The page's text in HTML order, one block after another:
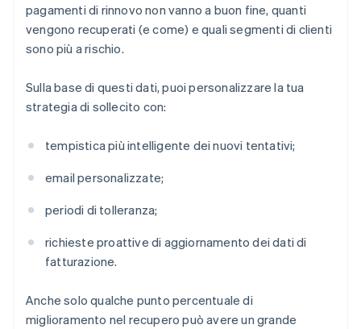
pagamenti di rinnovo non vanno a buon fine, quanti
vengono recuperati (e come) e quali segmenti di clienti
sono più a rischio.
Sulla base di questi dati, puoi personalizzare la tua
strategia di sollecito con:
tempistica più intelligente dei nuovi tentativi;
email personalizzate;
periodi di tolleranza;
richieste proattive di aggiornamento dei dati di
fatturazione.
Anche solo qualche punto percentuale di
miglioramento nel recupero può avere un grande